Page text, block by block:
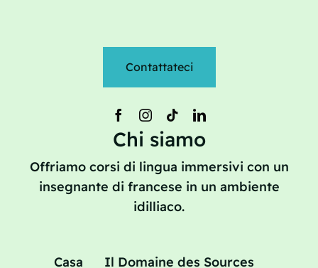
Contattateci
Chi siamo
Offriamo corsi di lingua immersivi con un
insegnante di francese in un ambiente
idilliaco.
Casa
Il Domaine des Sources